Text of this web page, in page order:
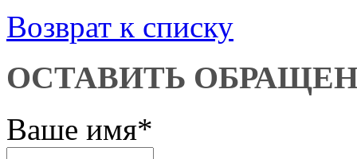
Возврат к списку
ОСТАВИТЬ
Ваше имя*